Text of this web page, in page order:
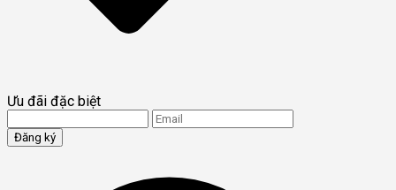
Ưu đãi đặc biệt
Đăng ký